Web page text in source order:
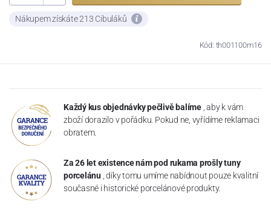
Nákupem získáte 213 Cibuláků
Kód: th001100m16
Každý kus objednávky pečlivě balíme , aby k vám
zboží dorazilo v pořádku. Pokud ne, vyřídíme reklamaci
obratem.
Za 26 let existence nám pod rukama prošly tuny
porcelánu , díky tomu umíme nabídnout pouze kvalitní
současné i historické porcelánové produkty.